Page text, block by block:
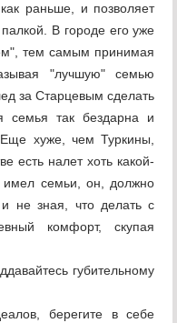
раньше, и позволяет
В городе его уже
тем самым принимая
"лучшую" семью
за Старцевым сделать
семья так бездарна и
Еще хуже, чем Туркины,
есть налет хоть какой-
имел семьи, он, должно
не зная, что делать с
комфорт, скупая
губительному
берегите в себе